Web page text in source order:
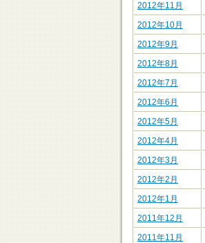
2012年11月
2012年10月
2012年9月
2012年8月
2012年7月
2012年6月
2012年5月
2012年4月
2012年3月
2012年2月
2012年1月
2011年12月
2011年11月